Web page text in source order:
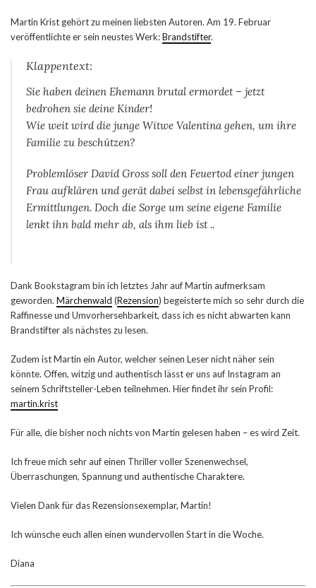
Martin Krist gehört zu meinen liebsten Autoren. Am 19. Februar
veröffentlichte er sein neustes Werk:Brandstifter.
Klappentext:
Sie haben deinen Ehemann brutal ermordet – jetzt
bedrohen sie deine Kinder!
Wie weit wird die junge Witwe Valentina gehen, um ihre
Familie zu beschützen?
Problemlöser David Gross soll den Feuertod einer jungen
Frau aufklären und gerät dabei selbst in lebensgefährliche
Ermittlungen. Doch die Sorge um seine eigene Familie
lenkt ihn bald mehr ab, als ihm lieb ist ..
Dank Bookstagram bin ich letztes Jahr auf Martin aufmerksam
geworden. Märchenwald (Rezension) begeisterte mich so sehr durch die
Raffinesse und Umvorhersehbarkeit, dass ich es nicht abwarten kann
Brandstifter als nächstes zu lesen.
Zudem ist Martin ein Autor, welcher seinen Leser nicht näher sein
könnte. Offen, witzig und authentisch lässt er uns auf Instagram an
seinem Schriftsteller-Leben teilnehmen. Hier findet ihr sein Profil:
martin.krist
Für alle, die bisher noch nichts von Martin gelesen haben – es wird Zeit.
Ich freue mich sehr auf einen Thriller voller Szenenwechsel,
Überraschungen, Spannung und authentische Charaktere.
Vielen Dank für das Rezensionsexemplar, Martin!
Ich wünsche euch allen einen wundervollen Start in die Woche.
Diana